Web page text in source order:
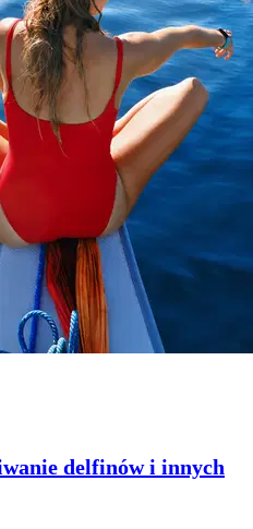
delfinów i innych